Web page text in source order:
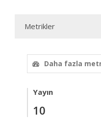
Metrikler
Daha fazla
Yayın
10